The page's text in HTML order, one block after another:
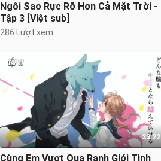
Ngôi Sao Rực Rỡ Hơn Cả Mặt Trời -
Tập 3 [Việt sub]
286 Lượt xem
23:22
Cùng Em Vượt Qua Ranh Giới Tình